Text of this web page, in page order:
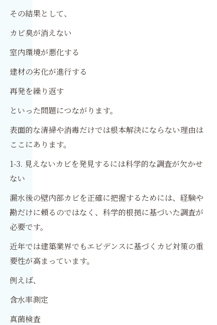
その結果として、
カビ臭が消えない
室内環境が悪化する
建材の劣化が進行する
再発を繰り返す
といった問題につながります。
表面的な清掃や消毒だけでは根本解決にならない理由は
ここにあります。
1-3. 見えないカビを発見するには科学的な調査が欠かせ
ない
漏水後の壁内部カビを正確に把握するためには、経験や
勘だけに頼るのではなく、科学的根拠に基づいた調査が
必要です。
近年では建築業界でもエビデンスに基づくカビ対策の重
要性が高まっています。
例えば、
含水率測定
真菌検査